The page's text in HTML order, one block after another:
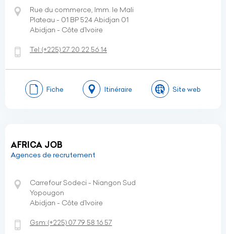
Rue du commerce, Imm. le Mali
Plateau - 01 BP 524 Abidjan 01
Abidjan - Côte d’Ivoire
Tel:(+225) 27 20 22 56 14
Fiche Itinéraire Site web
AFRICA JOB
Agences de recrutement
Carrefour Sodeci - Niangon Sud
Yopougon
Abidjan - Côte d’Ivoire
Gsm:(+225) 07 79 58 16 57